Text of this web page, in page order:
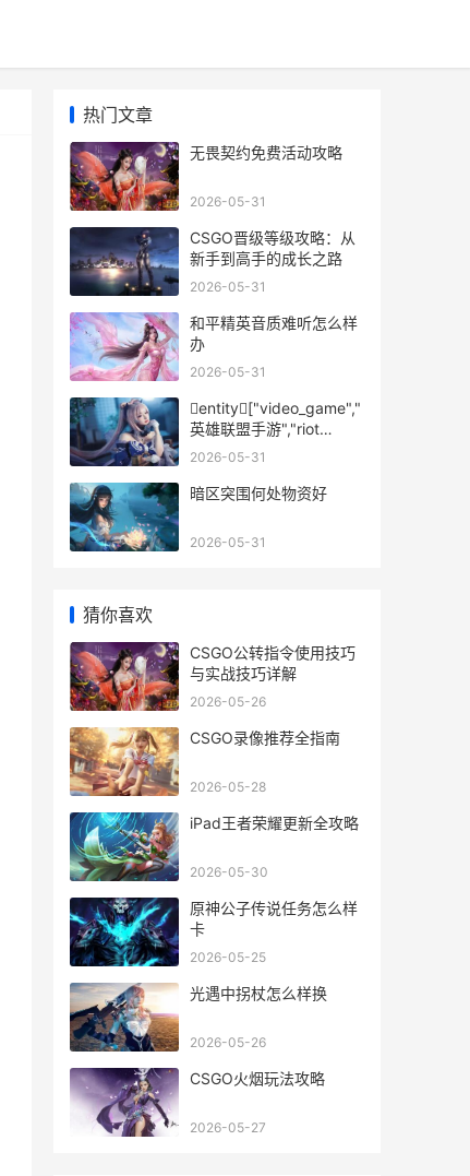
热门文章
无畏契约免费活动攻略
2026-05-31
CSGO晋级等级攻略：从
新手到高手的成长之路
2026-05-31
和平精英音质难听怎么样
办
2026-05-31
entity["video_game","
英雄联盟手游","riot
mobile lol"]1021全解析
2026-05-31
暗区突围何处物资好
2026-05-31
猜你喜欢
CSGO公转指令使用技巧
与实战技巧详解
2026-05-26
CSGO录像推荐全指南
2026-05-28
iPad王者荣耀更新全攻略
2026-05-30
原神公子传说任务怎么样
卡
2026-05-25
光遇中拐杖怎么样换
2026-05-26
CSGO火烟玩法攻略
2026-05-27